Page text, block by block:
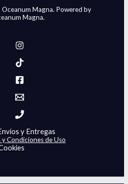
Magna. Powered by
Magna.
y Entregas
y Condiciones de Uso